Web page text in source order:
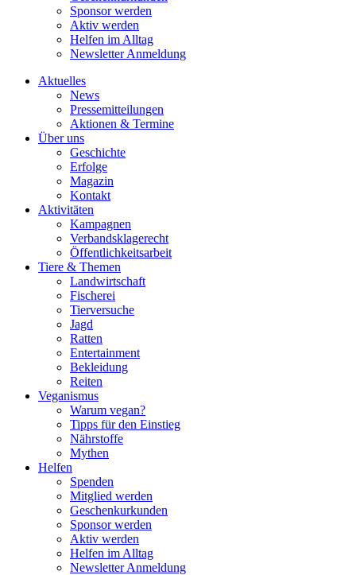
Sponsor werden
Aktiv werden
Helfen im Alltag
Newsletter Anmeldung
Aktuelles
News
Pressemitteilungen
Aktionen & Termine
Über uns
Geschichte
Erfolge
Magazin
Kontakt
Aktivitäten
Kampagnen
Verbandsklagerecht
Öffentlichkeitsarbeit
Tiere & Themen
Landwirtschaft
Fischerei
Tierversuche
Jagd
Ratten
Entertainment
Bekleidung
Reiten
Veganismus
Warum vegan?
Tipps für den Einstieg
Nährstoffe
Mythen
Helfen
Spenden
Mitglied werden
Geschenkurkunden
Sponsor werden
Aktiv werden
Helfen im Alltag
Newsletter Anmeldung